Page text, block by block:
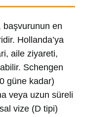
başvurunun en
Hollanda’ya
aile ziyareti,
Schengen
güne kadar)
veya uzun süreli
vize (D tipi)